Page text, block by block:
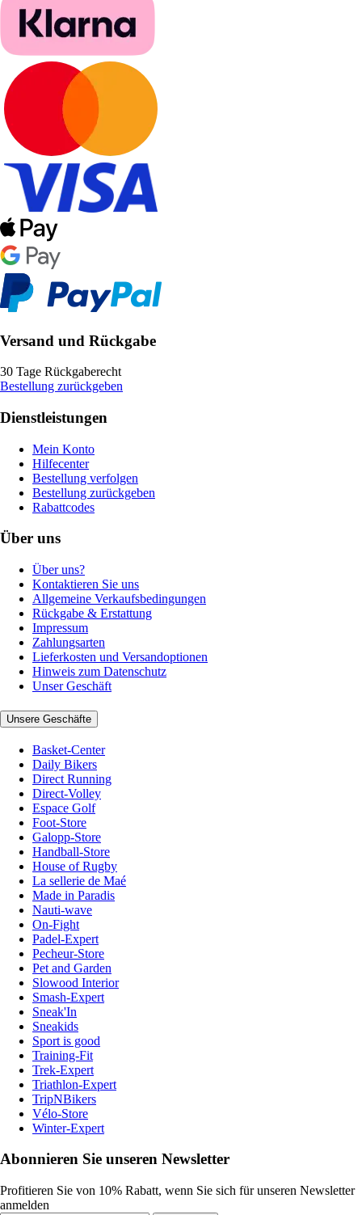
Versand und Rückgabe
30 Tage Rückgaberecht
Bestellung zurückgeben
Dienstleistungen
Mein Konto
Hilfecenter
Bestellung verfolgen
Bestellung zurückgeben
Rabattcodes
Über uns
Über uns?
Kontaktieren Sie uns
Allgemeine Verkaufsbedingungen
Rückgabe & Erstattung
Impressum
Zahlungsarten
Lieferkosten und Versandoptionen
Hinweis zum Datenschutz
Unser Geschäft
Unsere Geschäfte
Basket-Center
Daily Bikers
Direct Running
Direct-Volley
Espace Golf
Foot-Store
Galopp-Store
Handball-Store
House of Rugby
La sellerie de Maé
Made in Paradis
Nauti-wave
On-Fight
Padel-Expert
Pecheur-Store
Pet and Garden
Slowood Interior
Smash-Expert
Sneak'In
Sneakids
Sport is good
Training-Fit
Trek-Expert
Triathlon-Expert
TripNBikers
Vélo-Store
Winter-Expert
Abonnieren Sie unseren Newsletter
Profitieren Sie von 10% Rabatt, wenn Sie sich für unseren Newsletter
anmelden